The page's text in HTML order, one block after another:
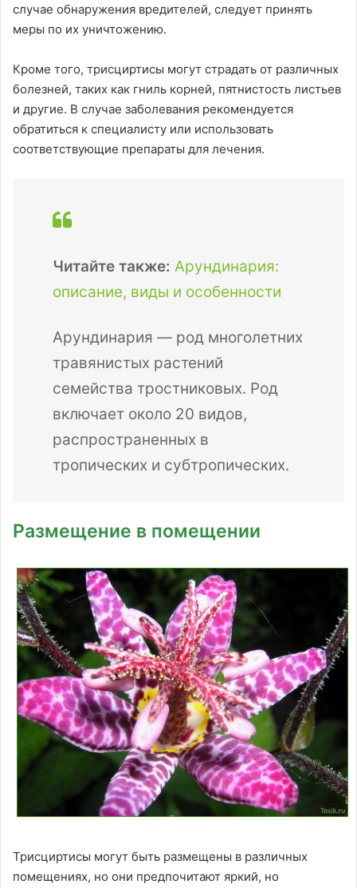
случае обнаружения вредителей, следует принять
меры по их уничтожению.
Кроме того, трисциртисы могут страдать от различных
болезней, таких как гниль корней, пятнистость листьев
и другие. В случае заболевания рекомендуется
обратиться к специалисту или использовать
соответствующие препараты для лечения.
Читайте также: Арундинария:
описание, виды и особенности
Арундинария — род многолетних
травянистых растений
семейства тростниковых. Род
включает около 20 видов,
распространенных в
тропических и субтропических.
Размещение в помещении
Трисциртисы могут быть размещены в различных
помещениях, но они предпочитают яркий, но